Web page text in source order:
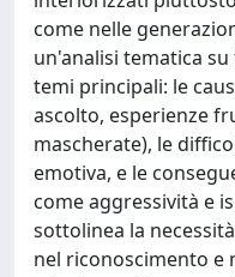
come nelle
un'analisi tematica
temi principali: le
ascolto, esperienze
mascherate), le
emotiva, e le
come aggressività e
sottolinea la
nel riconoscimento e